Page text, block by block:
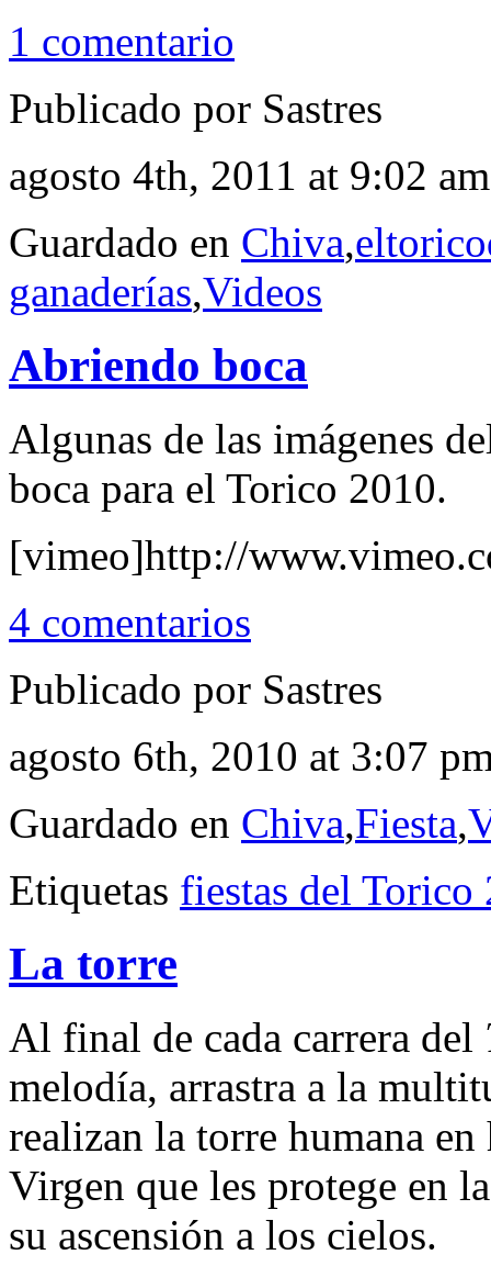
1 comentario
Publicado por Sastres
agosto 4th, 2011 at 9:02 am
Guardado en Chiva,
ganaderías,Videos
Abriendo boca
Algunas de las imágenes
boca para el Torico 2010.
[vimeo]http://
4 comentarios
Publicado por Sastres
agosto 6th, 2010 at 3:07
Guardado en Chiva,Fiesta,
Etiquetas fiestas del Torico
La torre
Al final de cada carrera del
melodía, arrastra a la
realizan la torre humana
Virgen que les protege en
su ascensión a los cielos.